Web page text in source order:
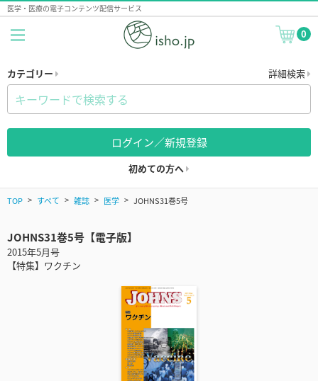
医学・医療の電子コンテンツ配信サービス
0
カテゴリー 詳細検索
ログイン／新規登録
初めての方へ
TOP すべて 雑誌 医学 JOHNS31巻5号
JOHNS31巻5号【電子版】
2015年5月号
【特集】ワクチン